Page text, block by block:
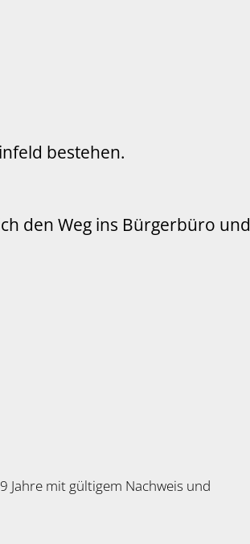
bestehen.
den Weg ins Bürgerbüro und
Jahre mit gültigem Nachweis und